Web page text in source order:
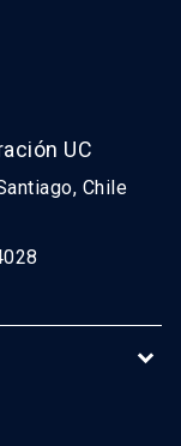
UC
Chile